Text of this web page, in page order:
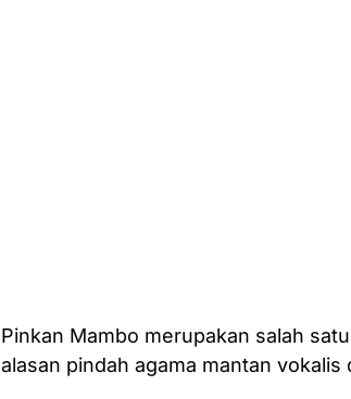
Pinkan Mambo merupakan salah
alasan pindah agama mantan